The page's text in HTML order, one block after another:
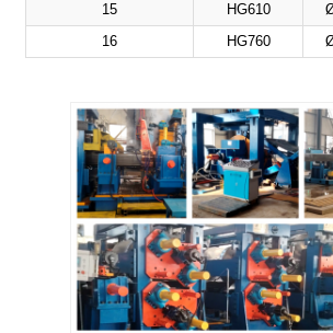
15
HG610
16
HG760